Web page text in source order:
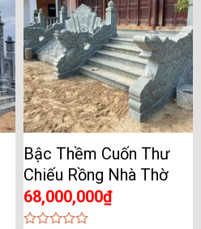
Bậc Thềm Cuốn Thư
Chiếu Rồng Nhà Thờ
68,000,000₫